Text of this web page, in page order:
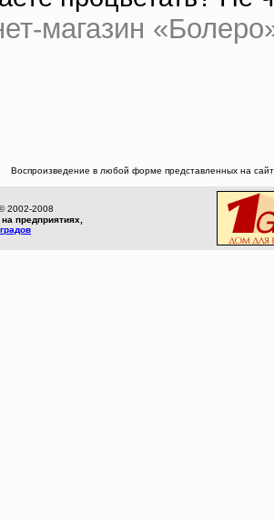
магазин
Воспроизведение в любой форме представленных на
2002-2008
предприятиях,